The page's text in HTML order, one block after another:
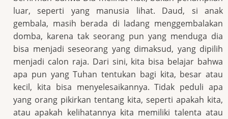
luar, seperti yang manusia lihat. Daud, si anak
gembala, masih berada di ladang menggembalakan
domba, karena tak seorang pun yang menduga dia
bisa menjadi seseorang yang dimaksud, yang dipilih
menjadi calon raja. Dari sini, kita bisa belajar bahwa
apa pun yang Tuhan tentukan bagi kita, besar atau
kecil, kita bisa menyelesaikannya. Tidak peduli apa
yang orang pikirkan tentang kita, seperti apakah kita,
atau apakah kelihatannya kita memiliki talenta atau